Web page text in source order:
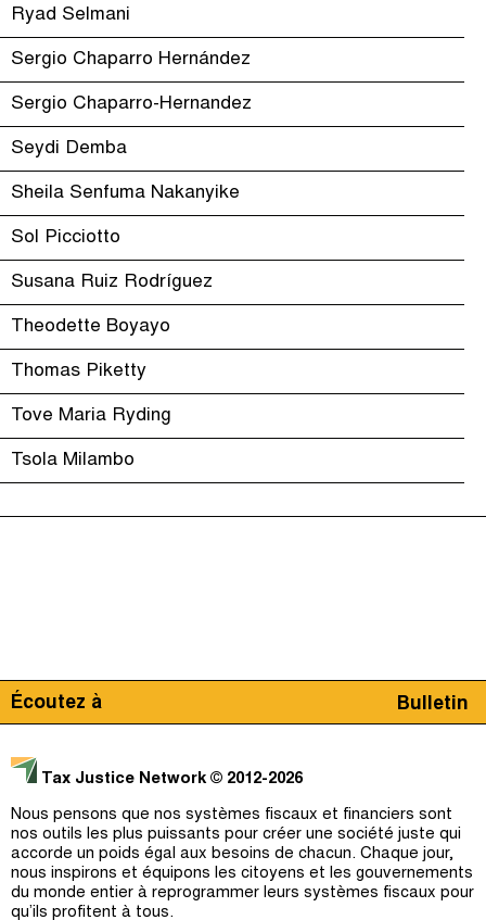
Ryad Selmani
Sergio Chaparro Hernández
Sergio Chaparro-Hernandez
Seydi Demba
Sheila Senfuma Nakanyike
Sol Picciotto
Susana Ruiz Rodríguez
Theodette Boyayo
Thomas Piketty
Tove Maria Ryding
Tsola Milambo
Écoutez à Bulletin
Tax Justice Network © 2012-2026
Nous pensons que nos systèmes fiscaux et financiers sont
nos outils les plus puissants pour créer une société juste qui
accorde un poids égal aux besoins de chacun. Chaque jour,
nous inspirons et équipons les citoyens et les gouvernements
du monde entier à reprogrammer leurs systèmes fiscaux pour
qu’ils profitent à tous.